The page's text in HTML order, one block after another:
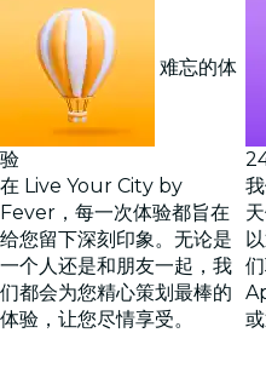
难忘的体
验
在 Live Your City by
Fever，每一次体验都旨在
给您留下深刻印象。无论是
一个人还是和朋友一起，我
们都会为您精心策划最棒的
体验，让您尽情享受。
或